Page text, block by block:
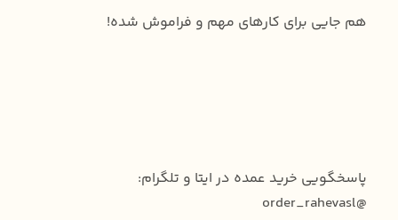
هم جایی برای کارهای مهم و فراموش شده!
پاسخگویی خرید عمده در ایتا و تلگرام:
@order_rahevasl